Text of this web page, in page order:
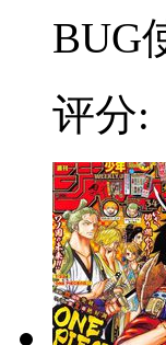
BUG
评分: